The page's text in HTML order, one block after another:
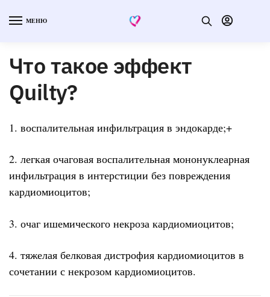
МЕНЮ
Что такое эффект
Quilty?
1. воспалительная инфильтрация в эндокарде;+
2. легкая очаговая воспалительная мононуклеарная
инфильтрация в интерстиции без повреждения
кардиомиоцитов;
3. очаг ишемического некроза кардиомиоцитов;
4. тяжелая белковая дистрофия кардиомиоцитов в
сочетании с некрозом кардиомиоцитов.